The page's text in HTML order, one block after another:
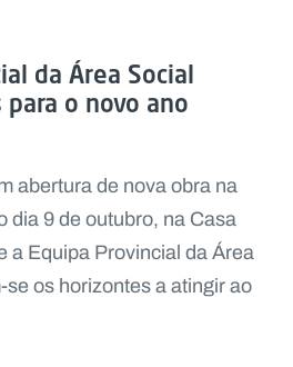
da Área Social
o novo ano
abertura de nova obra na
dia 9 de outubro, na Casa
a Equipa Provincial da Área
os horizontes a atingir ao